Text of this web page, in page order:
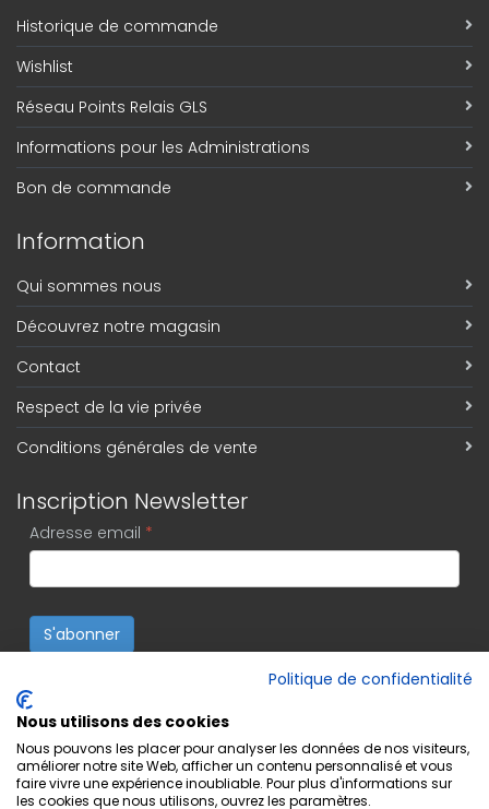
Historique de commande
Wishlist
Réseau Points Relais GLS
Informations pour les Administrations
Bon de commande
Information
Qui sommes nous
Découvrez notre magasin
Contact
Respect de la vie privée
Conditions générales de vente
Inscription Newsletter
Adresse email *
S'abonner
Politique de confidentialité
Nous utilisons des cookies
Nous pouvons les placer pour analyser les données de nos visiteurs,
améliorer notre site Web, afficher un contenu personnalisé et vous
faire vivre une expérience inoubliable. Pour plus d'informations sur
les cookies que nous utilisons, ouvrez les paramètres.